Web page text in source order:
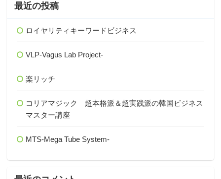
最近の投稿
ロイヤリティキーワードビジネス
VLP-Vagus Lab Project-
楽リッチ
コリアマジック 超本格派＆超実践派の韓国ビジネス
マスター講座
MTS-Mega Tube System-